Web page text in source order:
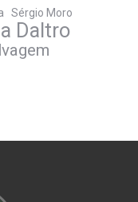
Sérgio Moro
Daltro